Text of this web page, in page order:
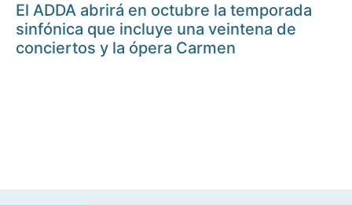
El ADDA abrirá en octubre la temporada
sinfónica que incluye una veintena de
conciertos y la ópera Carmen